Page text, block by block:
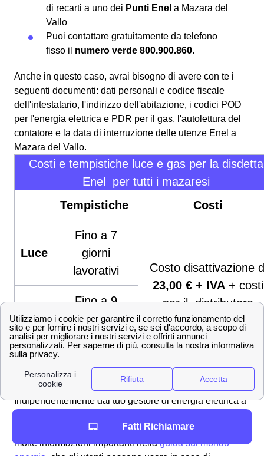
di recarti a uno dei Punti Enel a Mazara del
Vallo
Puoi contattare gratuitamente da telefono
fisso il numero verde 800.900.860.
Anche in questo caso, avrai bisogno di avere con te i
seguenti documenti: dati personali e codice fiscale
dell'intestatario, l'indirizzo dell'abitazione, i codici POD
per l'energia elettrica e PDR per il gas, l'autolettura del
contatore e la data di interruzione delle utenze Enel a
Mazara del Vallo.
Costi e tempistiche luce e gas per la disdetta
Enel per tutti i mazaresi
Tempistiche
Costi
Luce
Fino a 7
giorni
lavorativi
Costo disattivazione
23,00 € + IVA + costi
per il distributore
Gas
Fino a 9
giorni
lavorativi
Impara a leggere la bolletta a Mazara del Vallo
Indipendentemente dal tuo gestore di energia elettrica a
sempre uguale. Sulla
bolletta Enelsi possono trovare
molte informazioni importanti nellaguida sul mondo
energia , che gli utenti possono usare in caso di
Fatti Richiamare